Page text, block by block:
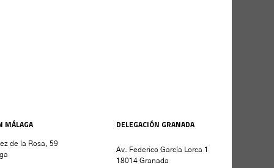
MÁLAGA
de la Rosa, 59
DELEGACIÓN GRANADA
Av. Federico García Lorca 1
18014 Granada